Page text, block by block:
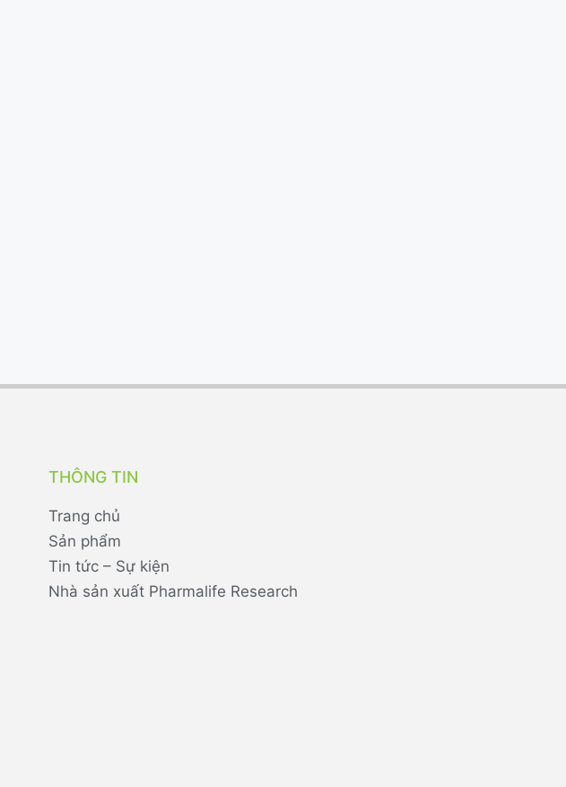
THÔNG TIN
Trang chủ
Sản phẩm
Tin tức – Sự kiện
Nhà sản xuất Pharmalife Research